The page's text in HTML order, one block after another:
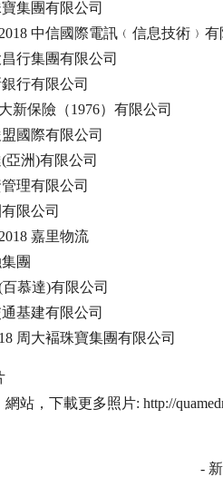
集團有限公司
中信國際電訊﹙信息技術﹚有
行集團有限公司
行有限公司
新保險（1976）有限公司
國際有限公司
亞洲)有限公司
理有限公司
限公司
嘉里物流
團
慕達)有限公司
基建有限公司
周大褔珠寶集團有限公司
站，下載更多照片: http://
-